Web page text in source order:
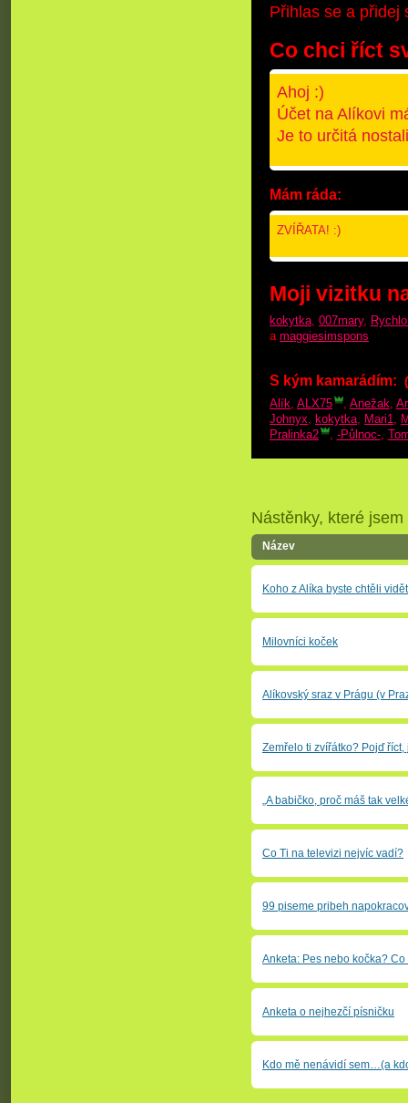
Přihlas se a přidej
Co chci říct
Ahoj :)
Účet na Alíkovi
Je to určitá
Mám ráda:
ZVÍŘATA! :)
Moji vizitku
kokytka, 007mary,
a maggiesimspons
S kým kamarádím:
Alík, ALX75 , Anežak,
Johnyx, kokytka, Mari1,
Pralinka2
, -Půlnoc-,
Nástěnky, které
Název
Koho z Alíka byste chtěli
Milovníci koček
Alíkovský sraz v Prágu (v
Zemřelo ti zvířátko? Pojď
„A babičko, proč máš tak
Co Ti na televizi nejvíc vadí?
99 piseme pribeh
Anketa: Pes nebo kočka?
Anketa o nejhezčí písničku
Kdo mě nenávidí sem…(a